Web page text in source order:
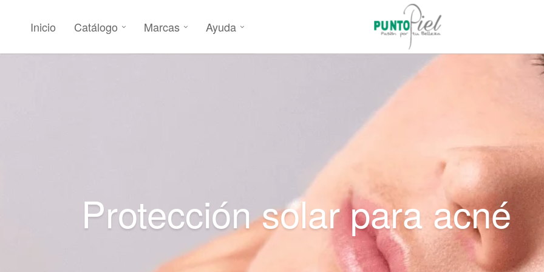
Inicio Catálogo Marcas Ayuda
Protección solar para acné